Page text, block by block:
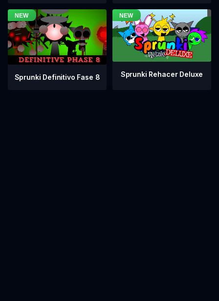
Sprunki Definitivo Fase 8 Sprunki Rehacer Deluxe